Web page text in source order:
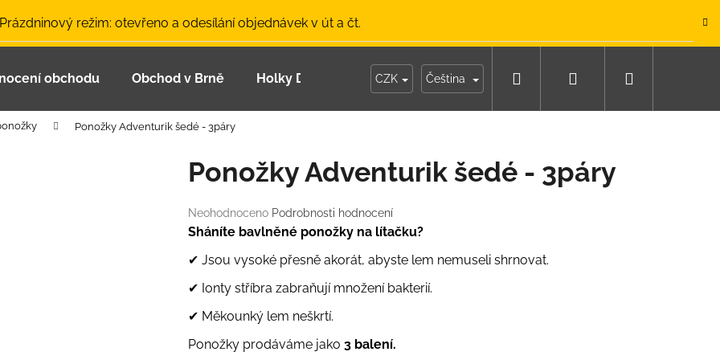
režim: otevřeno a odesílání objednávek v út a čt.
obchodu Obchod v Brně Holky Dupeťačky Moje objednávka
CZK Čeština Hledat Přihlášení
Ponožky Adventurik šedé - 3páry
Průměrné
hodnocení
je
z
hvězdiček.
Neohodnoceno Podrobnosti hodnocení
Ponožky Adventurik šedé - 3páry
Sháníte bavlněné ponožky na lítačku?
✔ Jsou vysoké přesně akorát, abyste lem nemuseli shrnovat.
✔ Ionty stříbra zabraňují množení bakterií.
✔ Měkounký lem neškrtí.
Ponožky prodáváme jako 3 balení.
Co potřebujete najít?
LETNÍ ČEPICE UV 30 SVĚTLE MODRÁ
BAMBUSOVÉ TRIKO NÁMOŘNICKÉ